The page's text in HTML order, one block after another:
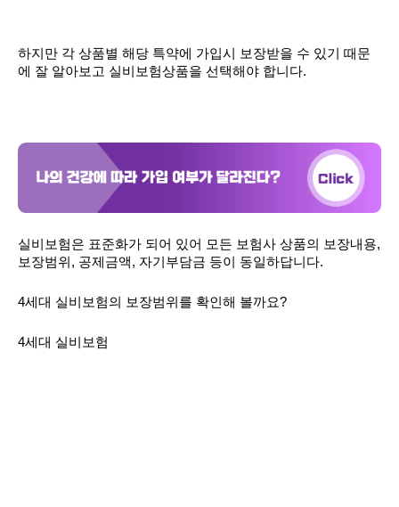
하지만 각 상품별 해당 특약에 가입시 보장받을 수 있기 때문
에 잘 알아보고 실비보험상품을 선택해야 합니다.
실비보험은 표준화가 되어 있어 모든 보험사 상품의 보장내용,
보장범위, 공제금액, 자기부담금 등이 동일하답니다.
4세대 실비보험의 보장범위를 확인해 볼까요?
4세대 실비보험